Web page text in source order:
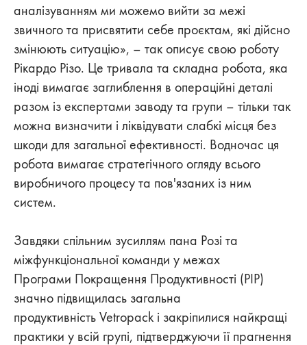
аналізуванням ми можемо вийти за межі
звичного та присвятити себе проєктам, які дійсно
змінюють ситуацію», – так описує свою роботу
Рікардо Різо. Це тривала та складна робота, яка
іноді вимагає заглиблення в операційні деталі
разом із експертами заводу та групи – тільки так
можна визначити і ліквідувати слабкі місця без
шкоди для загальної ефективності. Водночас ця
робота вимагає стратегічного огляду всього
виробничого процесу та пов'язаних із ним
систем.
Завдяки спільним зусиллям пана Розі та
міжфункціональної команди у межах
Програми Покращення Продуктивності (PIP)
значно підвищилась загальна
продуктивність Vetropack і закріпилися найкращі
практики у всій групі, підтверджуючи її прагнення